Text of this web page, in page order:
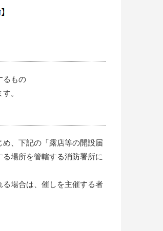
るもの
。
、下記の「露店等の開設届
場所を管轄する消防署所に
場合は、催しを主催する者